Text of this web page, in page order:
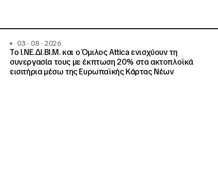
03 · 08 · 2026
Το Ι.ΝΕ.ΔΙ.ΒΙ.Μ. και o Όμιλος Attica ενισχύουν τη
συνεργασία τους με έκπτωση 20% στα ακτοπλοϊκά
εισιτήρια μέσω της Ευρωπαϊκής Κάρτας Νέων